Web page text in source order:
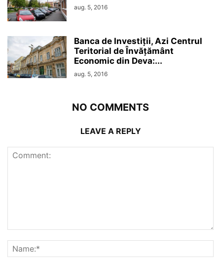
aug. 5, 2016
Banca de Investiții, Azi Centrul
Teritorial de Învățământ
Economic din Deva:...
aug. 5, 2016
NO COMMENTS
LEAVE A REPLY